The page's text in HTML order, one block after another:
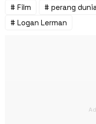
# Film # perang
# Logan Lerman